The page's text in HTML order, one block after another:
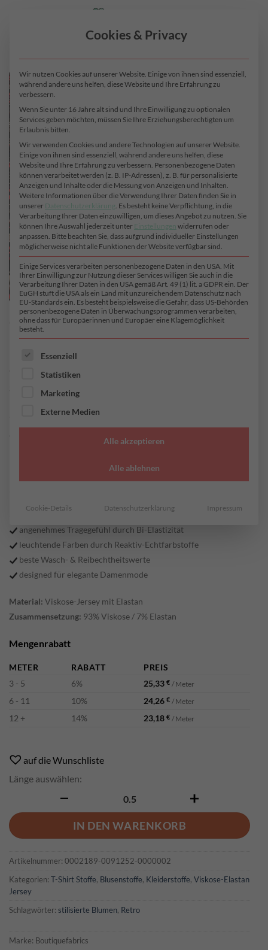
JERSEY
Smila
26,95 / Meter
einfach zu verarbeiten da Stoff nicht einrollt
angenehmes Tragegefühl durch Bi-Elastizität
leuchtende Farben durch Reaktiv-Echtfarbstoffe
beste Wasch- & Reibechtheitswerte
designed für elegante Damenmode
Material: Viskose-Jersey mit Elastan
Zusammensetzung: 93% Viskose / 7% Elastan
Mengenrabatt
METER RABATT
PREIS
3 - 5
6% 25,33 € / Meter
6 - 11 10% 24,26 € / Meter
12 + 14% 23,18 € / Meter
auf die Wunschliste
Länge auswählen:
IN DEN WARENKORB
Artikelnummer: 0002189-0091252-0000002
Kategorien: T-Shirt Stoffe, Blusenstoffe, Kleiderstoffe, Viskose-Elastan
Jersey
Schlagwörter: stilisierte Blumen, Retro
Marke: Boutiquefabrics
Cookies & Privacy
Wir nutzen Cookies auf unserer Website. Einige von ihnen sind essenziell,
während andere uns helfen, diese Website und Ihre Erfahrung zu
verbessern.
Wenn Sie unter 16 Jahre alt sind und Ihre Einwilligung zu optionalen
Services geben möchten, müssen Sie Ihre Erziehungsberechtigten um
Erlaubnis bitten.
Wir verwenden Cookies und andere Technologien auf unserer Website.
Einige von ihnen sind essenziell, während andere uns helfen, diese
Website und Ihre Erfahrung zu verbessern. Personenbezogene Daten
können verarbeitet werden (z. B. IP-Adressen), z. B. für personalisierte
Anzeigen und Inhalte oder die Messung von Anzeigen und Inhalten.
Weitere Informationen über die Verwendung Ihrer Daten finden Sie in
unserer Datenschutzerklärung. Es besteht keine Verpflichtung, in die
Verarbeitung Ihrer Daten einzuwilligen, um dieses Angebot zu nutzen. Sie
können Ihre Auswahl jederzeit unter Einstellungen widerrufen oder
anpassen. Bitte beachten Sie, dass aufgrund individueller Einstellungen
möglicherweise nicht alle Funktionen der Website verfügbar sind.
Einige Services verarbeiten personenbezogene Daten in den USA. Mit
Ihrer Einwilligung zur Nutzung dieser Services willigen Sie auch in die
Verarbeitung Ihrer Daten in den USA gemäß Art. 49 (1) lit. a GDPR ein. Der
EuGH stuft die USA als ein Land mit unzureichendem Datenschutz nach
EU-Standards ein. Es besteht beispielsweise die Gefahr, dass US-Behörden
personenbezogene Daten in Überwachungsprogrammen verarbeiten,
ohne dass für Europäerinnen und Europäer eine Klagemöglichkeit
besteht.
ES FOLGT EINE LISTE DER SERVICE-GRUPPEN, FÜR
Essenziell
Statistiken
Marketing
Externe Medien
Alle akzeptieren
Alle ablehnen
Cookie-Details Datenschutzerklärung Impressum